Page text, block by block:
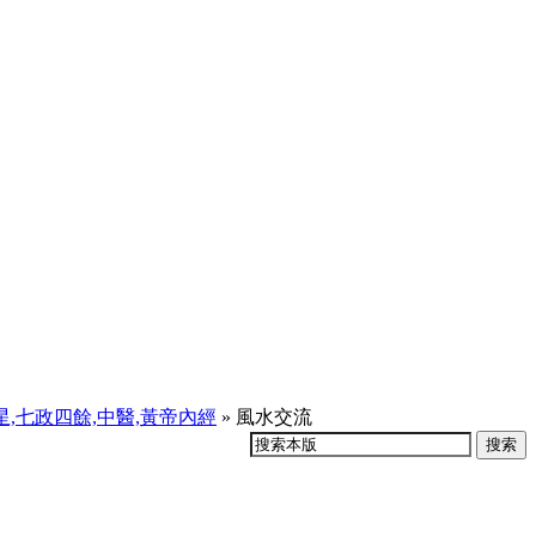
,七政四餘,中醫,黃帝內經 » 風水交流
搜索